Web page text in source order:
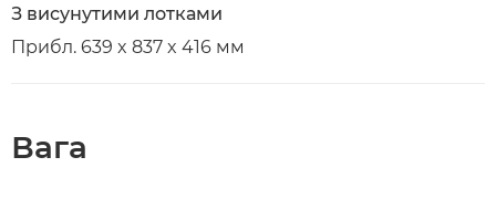
З висунутими лотками
Прибл. 639 x 837 x 416 мм
Вага